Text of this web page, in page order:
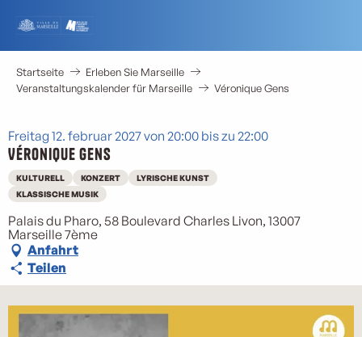
contenu
principal
Startseite
Erleben Sie Marseille
Veranstaltungskalender für Marseille
Véronique Gens
Freitag 12. februar 2027 von 20:00 bis zu 22:00
Véronique Gens
KULTURELL KONZERT
LYRISCHE KUNST
KLASSISCHE MUSIK
Palais du Pharo, 58 Boulevard Charles Livon, 13007
Marseille 7ème
Anfahrt
Teilen